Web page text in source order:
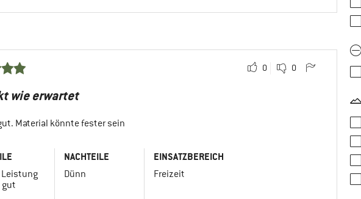
0 0
wie erwartet
Material könnte fester sein
Leistung
gut
NACHTEILE
Dünn
EINSATZBEREICH
Freizeit